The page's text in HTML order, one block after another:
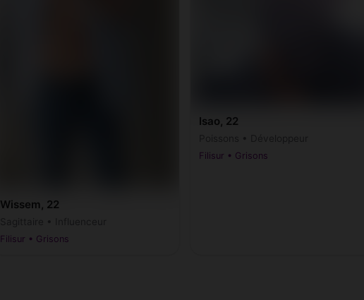
Wissem, 22
Filisur • Grisons
Isao, 22
Filisur • Grisons